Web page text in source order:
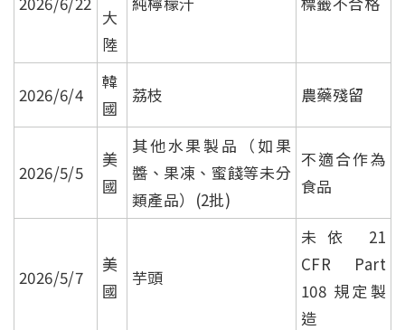
大
陸
2026/6/4
韓
國
荔枝 農藥殘留
2026/5/5
美
國
其他水果製品（如果
醬、果凍、蜜餞等未分
類產品）(2批)
不適合作為
食品
2026/5/7
美
國
芋頭
未依 21
CFR Part
108 規定製
造